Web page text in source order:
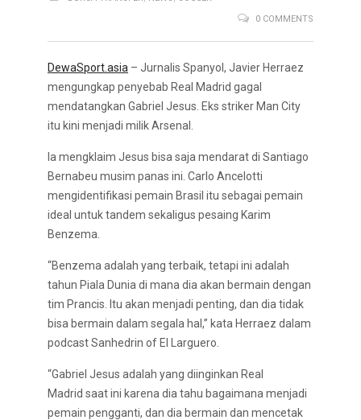
0 COMMENTS
DewaSport.asia – Jurnalis Spanyol, Javier Herraez
mengungkap penyebab Real Madrid gagal
mendatangkan Gabriel Jesus. Eks striker Man City
itu kini menjadi milik Arsenal.
Ia mengklaim Jesus bisa saja mendarat di Santiago
Bernabeu musim panas ini. Carlo Ancelotti
mengidentifikasi pemain Brasil itu sebagai pemain
ideal untuk tandem sekaligus pesaing Karim
Benzema.
“Benzema adalah yang terbaik, tetapi ini adalah
tahun Piala Dunia di mana dia akan bermain dengan
tim Prancis. Itu akan menjadi penting, dan dia tidak
bisa bermain dalam segala hal,” kata Herraez dalam
podcast Sanhedrin of El Larguero.
“Gabriel Jesus adalah yang diinginkan Real
Madrid saat ini karena dia tahu bagaimana menjadi
pemain pengganti, dan dia bermain dan mencetak